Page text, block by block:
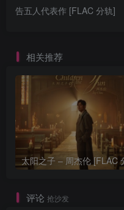
告五人代表作 [FLAC 分轨]
相关推荐
评论 抢沙发